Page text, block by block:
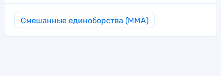
Смешанные единоборства (MMA)